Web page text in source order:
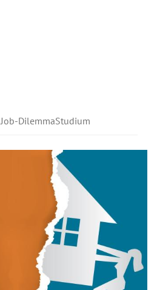
Job-DilemmaStudium